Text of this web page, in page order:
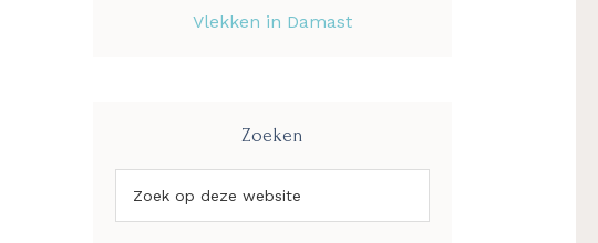
Vlekken in Damast
Zoeken
op